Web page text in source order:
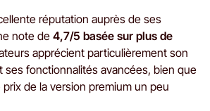
réputation auprès de ses
note de4,7/5 basée sur plus de
apprécient particulièrement son
ses fonctionnalités avancées, bien que
de la version premium un peu